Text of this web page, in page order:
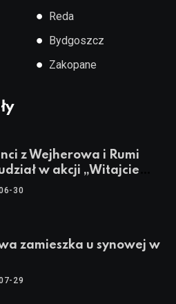
● Reda
● Bydgoszcz
● Zakopane
z Wejherowa i Rumi
w akcji „Witajcie
30
zamieszka u synowej w
29